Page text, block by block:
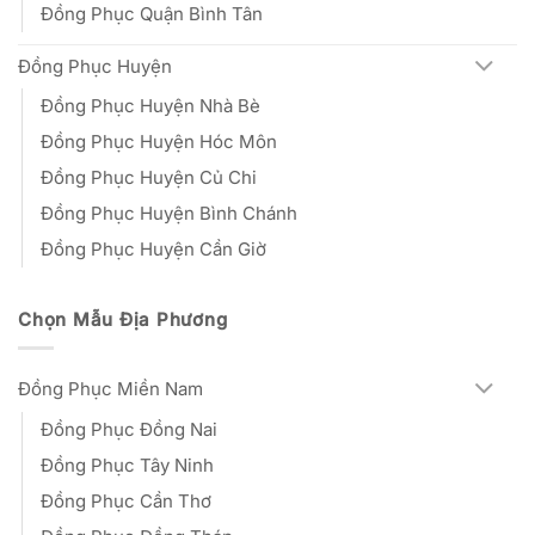
Đồng Phục Quận Bình Tân
Đồng Phục Huyện
Đồng Phục Huyện Nhà Bè
Đồng Phục Huyện Hóc Môn
Đồng Phục Huyện Củ Chi
Đồng Phục Huyện Bình Chánh
Đồng Phục Huyện Cần Giờ
Chọn Mẫu Địa Phương
Đồng Phục Miền Nam
Đồng Phục Đồng Nai
Đồng Phục Tây Ninh
Đồng Phục Cần Thơ